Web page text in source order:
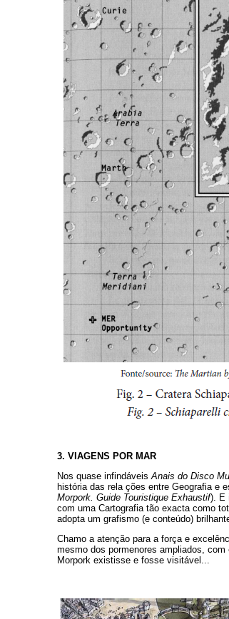
3. VIAGENS POR MAR
Nos quase infindáveisAnais do Disco
história das rela ções entre Geografia e
Morpork. Guide Touristique Exhaustif). E
com uma Cartografia tão exacta como
adopta um grafismo (e conteúdo)
Chamo a atenção para a força e
mesmo dos pormenores ampliados,
Morpork existisse e fosse visitável...